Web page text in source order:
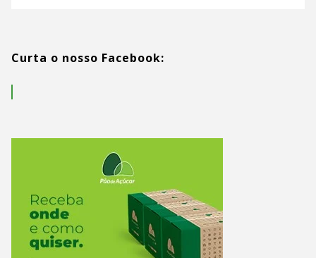
Curta o nosso Facebook: